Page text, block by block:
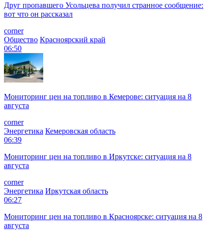
Друг пропавшего Усольцева получил странное сообщение:
вот что он рассказал
corner
Общество Красноярский край
06:50
Мониторинг цен на топливо в Кемерове: ситуация на 8
августа
corner
Энергетика Кемеровская область
06:39
Мониторинг цен на топливо в Иркутске: ситуация на 8
августа
corner
Энергетика Иркутская область
06:27
Мониторинг цен на топливо в Красноярске: ситуация на 8
августа